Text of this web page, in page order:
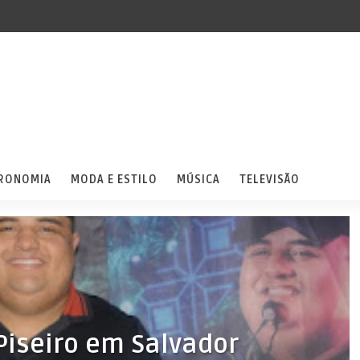
MODA E ESTILO MÚSICA TELEVISÃO
em Salvador